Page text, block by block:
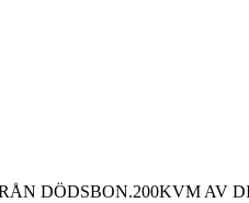
DÖDSBON.200KVM AV